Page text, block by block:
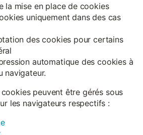
la mise en place de cookies
uniquement dans des cas
des cookies pour certains
automatique des cookies à
navigateur.
peuvent être gérés sous
les navigateurs respectifs :